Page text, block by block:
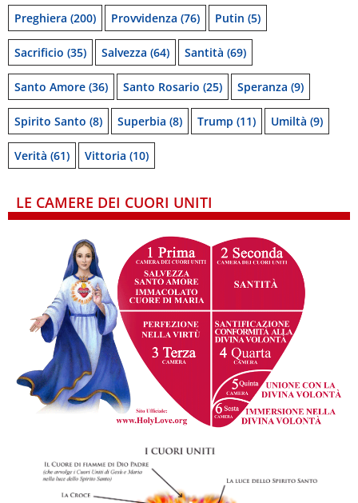
Preghiera (200) Provvidenza (76) Putin (5)
Sacrificio (35) Salvezza (64) Santità (69)
Santo Amore (36) Santo Rosario (25) Speranza (9)
Spirito Santo (8) Superbia (8) Trump (11) Umiltà (9)
Verità (61) Vittoria (10)
LE CAMERE DEI CUORI UNITI